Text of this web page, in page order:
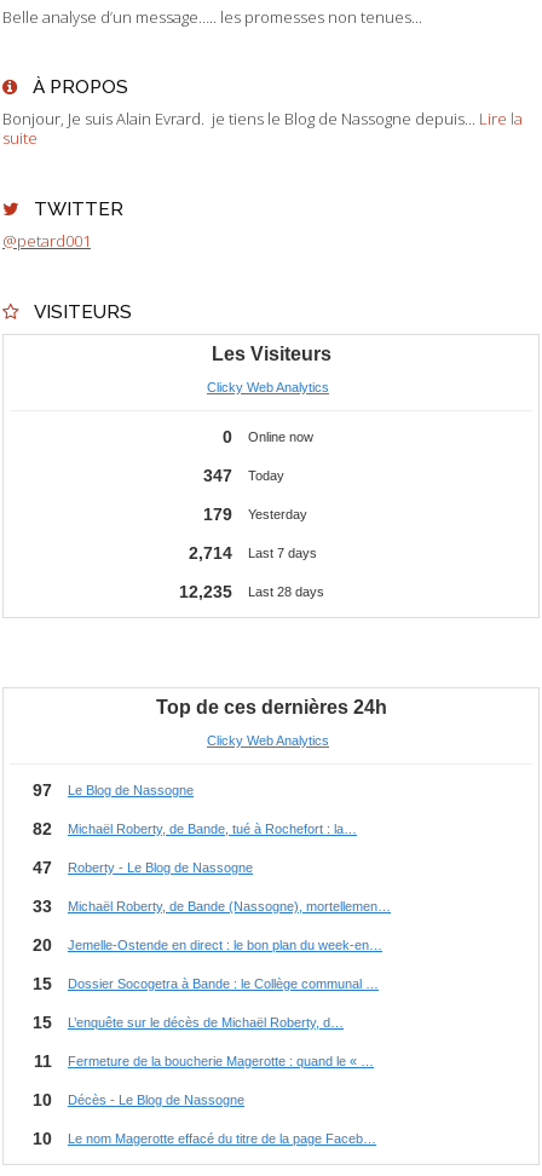
Belle analyse d’un message….. les promesses non tenues...
À PROPOS
Bonjour, Je suis Alain Evrard. je tiens le Blog de Nassogne depuis... Lire la
suite
TWITTER
@petard001
VISITEURS